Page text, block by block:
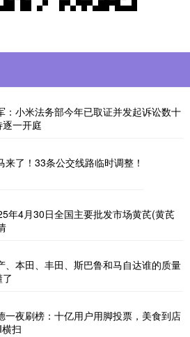
：小米法务部今年已取证并发起诉讼数十
一开庭
来了！33条公交线路临时调整！
年4月30日全国主要批发市场黄芪(黄芪
、本田、丰田、斯巴鲁和马自达谁的质量
一夜刷榜：十亿用户用脚投票，美食到店
扫